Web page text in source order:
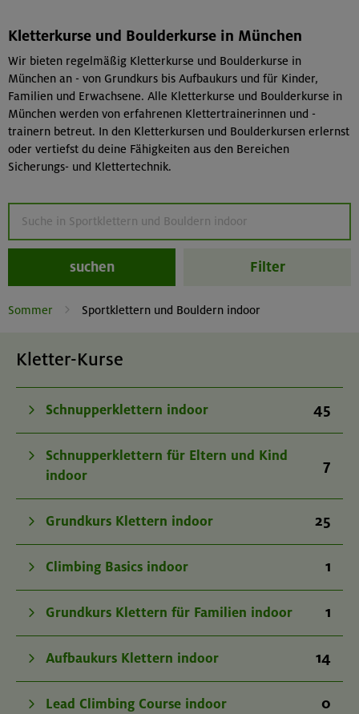
Kletterkurse und Boulderkurse in München
Wir bieten regelmäßig Kletterkurse und Boulderkurse in
München an - von Grundkurs bis Aufbaukurs und für Kinder,
Familien und Erwachsene. Alle Kletterkurse und Boulderkurse in
München werden von erfahrenen Klettertrainerinnen und -
trainern betreut. In den Kletterkursen und Boulderkursen erlernst
oder vertiefst du deine Fähigkeiten aus den Bereichen
Sicherungs- und Klettertechnik.
suchen Filter
Sommer Sportklettern und Bouldern indoor
Kletter-Kurse
Schnupperklettern indoor 45
Schnupperklettern für Eltern und Kind
indoor
7
Grundkurs Klettern indoor 25
Climbing Basics indoor 1
Grundkurs Klettern für Familien indoor 1
Aufbaukurs Klettern indoor 14
Lead Climbing Course indoor 0